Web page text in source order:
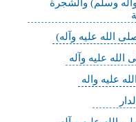
وسلم) والشّجرة
الله عليه وآله)
عليه وآله
عليه واله